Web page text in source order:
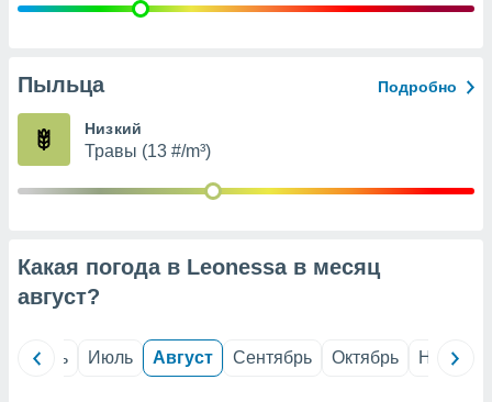
данных
Пыльца Подробно
Низкий
Травы (13 #/m³)
Какая погода в Leonessa в месяц
август?
Июнь Июль Август Сентябрь Октябрь Ноябрь